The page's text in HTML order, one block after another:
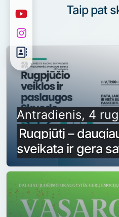
Taip pat
Antradienis, 4
Rugpjūtį –
sveikata ir gera